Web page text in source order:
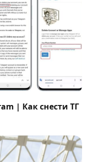
| Как снести ТГ